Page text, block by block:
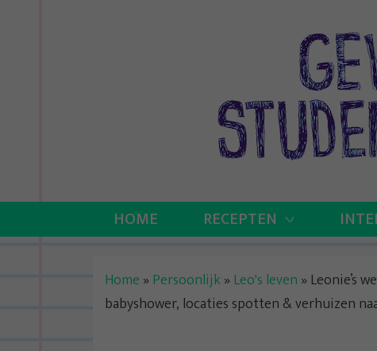
HOME RECEPTEN
Home » Persoonlijk» Leo's leven » Leonie’s
babyshower, locaties spotten & verhuizen